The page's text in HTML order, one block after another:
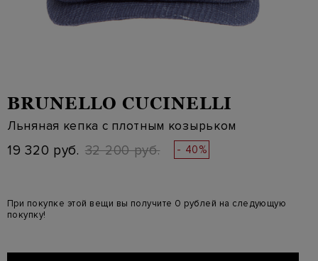
BRUNELLO CUCINELLI
Льняная кепка с плотным козырьком
19 320 руб. 32 200 руб. - 40%
При покупке этой вещи вы получите 0 рублей на следующую
покупку!